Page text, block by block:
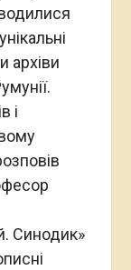
архіви
і
Синодик»